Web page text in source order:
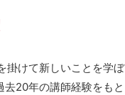
掛けて新しいことを学ぼ
20年の講師経験をもと